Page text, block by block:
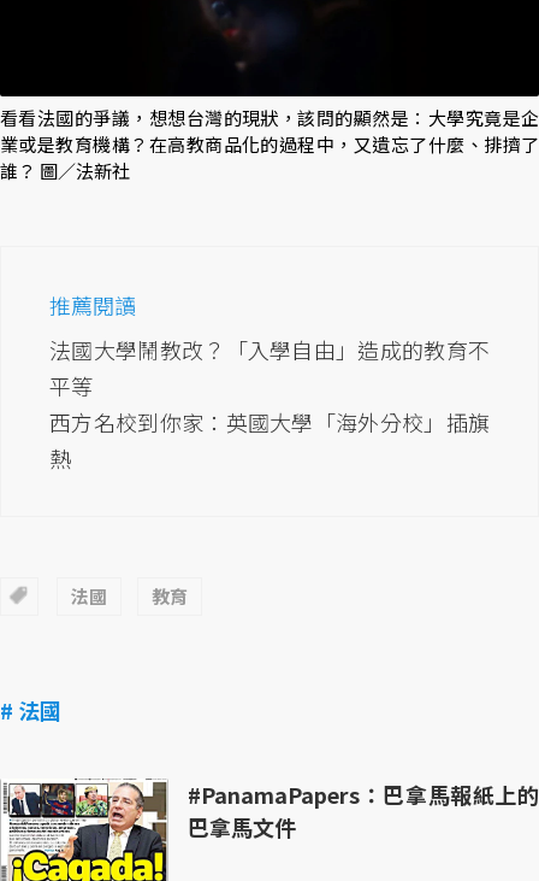
看看法國的爭議，想想台灣的現狀，該問的顯然是：大學究竟是企
業或是教育機構？在高教商品化的過程中，又遺忘了什麼、排擠了
誰？ 圖／法新社
推薦閱讀
法國大學鬧教改？「入學自由」造成的教育不
平等
西方名校到你家：英國大學「海外分校」插旗
熱
法國 教育
# 法國
#PanamaPapers：巴拿馬報紙上的
巴拿馬文件